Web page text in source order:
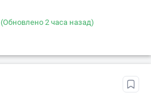
(Обновлено 2 часа назад)